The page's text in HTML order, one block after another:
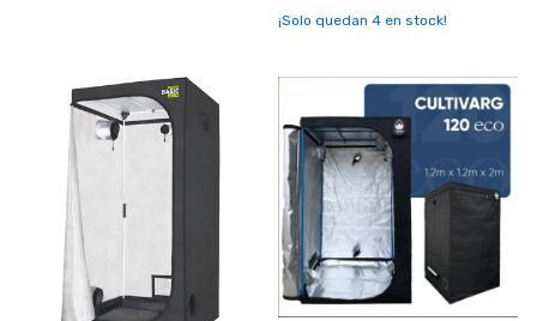
¡Solo quedan 4 en stock!